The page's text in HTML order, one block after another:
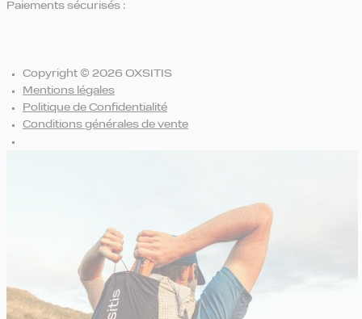
Paiements sécurisés :
Copyright © 2026 OXSITIS
Mentions légales
Politique de Confidentialité
Conditions générales de vente